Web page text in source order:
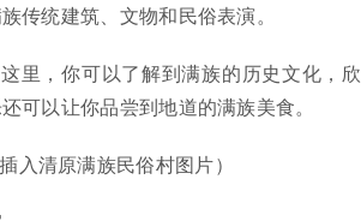
传统建筑、文物和民俗表演。
里，你可以了解到满族的历史文化，
可以让你品尝到地道的满族美食。
入清原满族民俗村图片）